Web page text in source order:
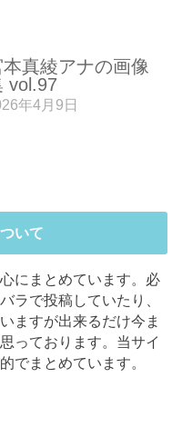
本真綾アナの画像
vol.97
年4月9日
いて
にまとめています。必
ラで投稿していたり、
ますが出来るだけ今ま
っております。当サイ
でまとめています。